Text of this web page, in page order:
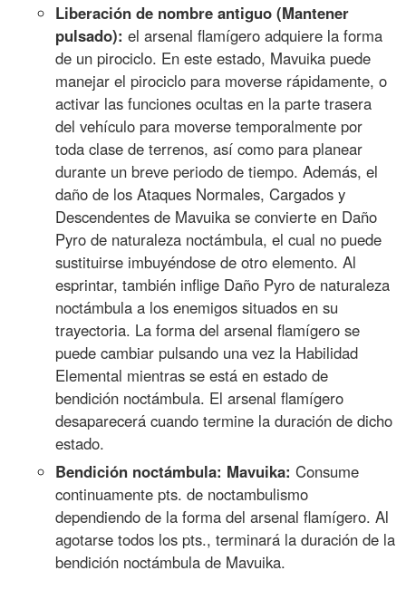
Liberación de nombre antiguo (Mantener
pulsado): el arsenal flamígero adquiere la forma
de un pirociclo. En este estado, Mavuika puede
manejar el pirociclo para moverse rápidamente, o
activar las funciones ocultas en la parte trasera
del vehículo para moverse temporalmente por
toda clase de terrenos, así como para planear
durante un breve periodo de tiempo. Además, el
daño de los Ataques Normales, Cargados y
Descendentes de Mavuika se convierte en Daño
Pyro de naturaleza noctámbula, el cual no puede
sustituirse imbuyéndose de otro elemento. Al
esprintar, también inflige Daño Pyro de naturaleza
noctámbula a los enemigos situados en su
trayectoria. La forma del arsenal flamígero se
puede cambiar pulsando una vez la Habilidad
Elemental mientras se está en estado de
bendición noctámbula. El arsenal flamígero
desaparecerá cuando termine la duración de dicho
estado.
Bendición noctámbula: Mavuika: Consume
continuamente pts. de noctambulismo
dependiendo de la forma del arsenal flamígero. Al
agotarse todos los pts., terminará la duración de la
bendición noctámbula de Mavuika.